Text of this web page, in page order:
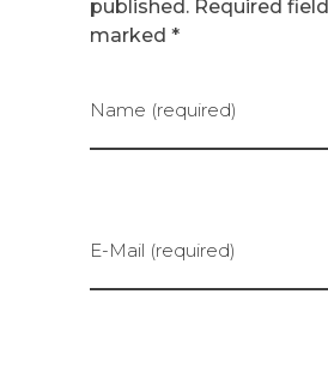
published. Required
marked *
Name (required)
E-Mail (required)